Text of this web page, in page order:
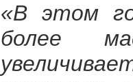
«В этом
более